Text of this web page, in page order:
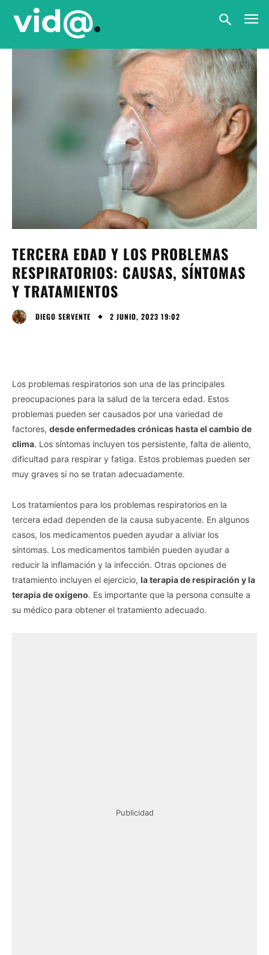
TERCERA EDAD Y LOS PROBLEMAS
RESPIRATORIOS: CAUSAS, SÍNTOMAS
Y TRATAMIENTOS
DIEGO SERVENTE 2 JUNIO, 2023 19:02
Los problemas respiratorios son una de las principales
preocupaciones para la salud de la tercera edad. Estos
problemas pueden ser causados por una variedad de
factores, desde enfermedades crónicas hasta el cambio de
clima. Los síntomas incluyen tos persistente, falta de aliento,
dificultad para respirar y fatiga. Estos problemas pueden ser
muy graves si no se tratan adecuadamente.
Los tratamientos para los problemas respiratorios en la
tercera edad dependen de la causa subyacente. En algunos
casos, los medicamentos pueden ayudar a aliviar los
síntomas. Los medicamentos también pueden ayudar a
reducir la inflamación y la infección. Otras opciones de
tratamiento incluyen el ejercicio, la terapia de respiración y la
terapia de oxígeno. Es importante que la persona consulte a
su médico para obtener el tratamiento adecuado.
Publicidad